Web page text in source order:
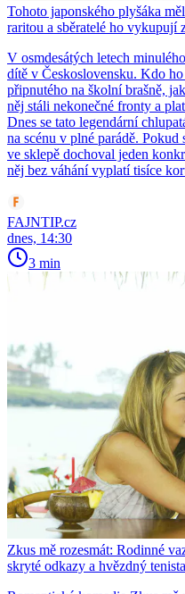
Tohoto japonského plyšáka
raritou a sběratelé ho vykupují
V osmdesátých letech
dítě v Československu. Kdo
připnutého na školní brašně,
něj stáli nekonečné fronty a
Dnes se tato legendární
na scénu v plné parádě.
ve sklepě dochoval jeden
něj bez váhání vyplatí tisíce
FAJNTIP.cz
dnes, 14:30
3 min
Zkus mě rozesmát: Rodinné
skryté odkazy a hvězdný